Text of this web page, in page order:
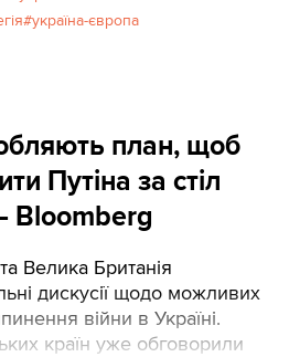
україна-європа
план, щоб
Путіна за стіл
Bloomberg
Велика Британія
дискусії щодо можливих
війни в Україні.
країн уже обговорили